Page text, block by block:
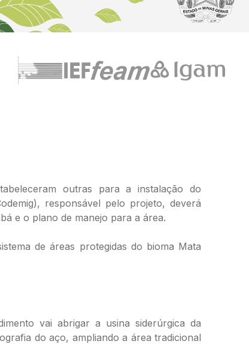
outras para a instalação do
responsável pelo projeto, deverá
e o plano de manejo para a área.
de áreas protegidas do bioma Mata
vai abrigar a usina siderúrgica da
do aço, ampliando a área tradicional